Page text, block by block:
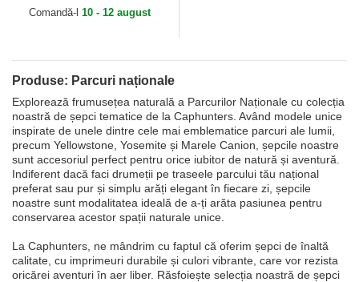
American Needle
Comandă-l 10 - 12 august
Produse: Parcuri naționale
Explorează frumusețea naturală a Parcurilor Naționale cu colecția
noastră de șepci tematice de la Caphunters. Având modele unice
inspirate de unele dintre cele mai emblematice parcuri ale lumii,
precum Yellowstone, Yosemite și Marele Canion, șepcile noastre
sunt accesoriul perfect pentru orice iubitor de natură și aventură.
Indiferent dacă faci drumeții pe traseele parcului tău național
preferat sau pur și simplu arăți elegant în fiecare zi, șepcile
noastre sunt modalitatea ideală de a-ți arăta pasiunea pentru
conservarea acestor spații naturale unice.
La Caphunters, ne mândrim cu faptul că oferim șepci de înaltă
calitate, cu imprimeuri durabile și culori vibrante, care vor rezista
oricărei aventuri în aer liber. Răsfoiește selecția noastră de șepci